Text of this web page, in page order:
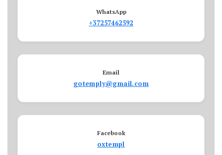
WhatsApp
+37257462592
Email
gotemply@gmail.com
Facebook
oxtempl